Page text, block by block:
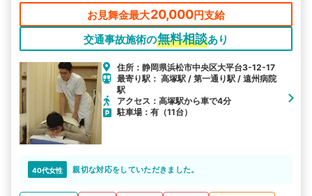
りましたら些細な事でもお気軽にご相談下さい。
お見舞金最大20,000円支給
交通事故施術の無料相談あり
住所：静岡県浜松市中央区大平台3-12-17
最寄り駅： 高塚駅 / 第一通り駅 / 遠州病院
駅
アクセス：高塚駅から車で4分
駐車場：有（11台）
40代女性 親切な対応をしていただきました。